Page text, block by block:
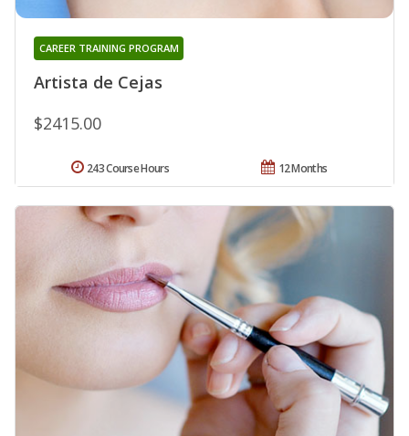
Artista de Cejas
CAREER TRAINING PROGRAM
$2415.00
12 Months
243 Course Hours